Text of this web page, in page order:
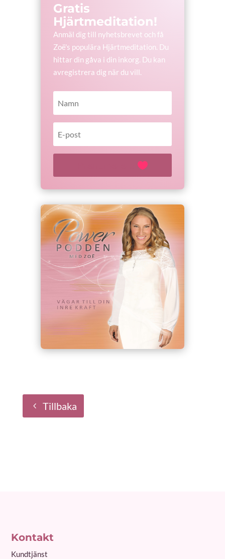
Gratis
Hjärtmeditation!
Anmäl dig till nyhetsbrevet och få
Zoë's populära Hjärtmeditation. Du
hittar din gåva i din inkorg. Du kan
avregistrera dig när du vill.
Tillbaka
Kontakt
Kundtjänst